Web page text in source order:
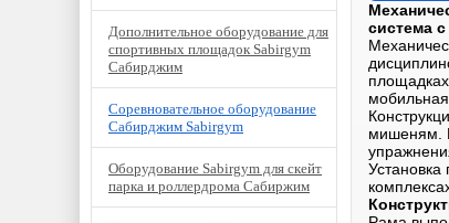
система
мишеням.
Установка
Дополнительное оборудование для
спортивных площадок Sabirgym
Сабирджим
Соревновательное оборудование
Сабирджим Sabirgym
Оборудование Sabirgym для скейт
парка и роллердрома Сабиржим